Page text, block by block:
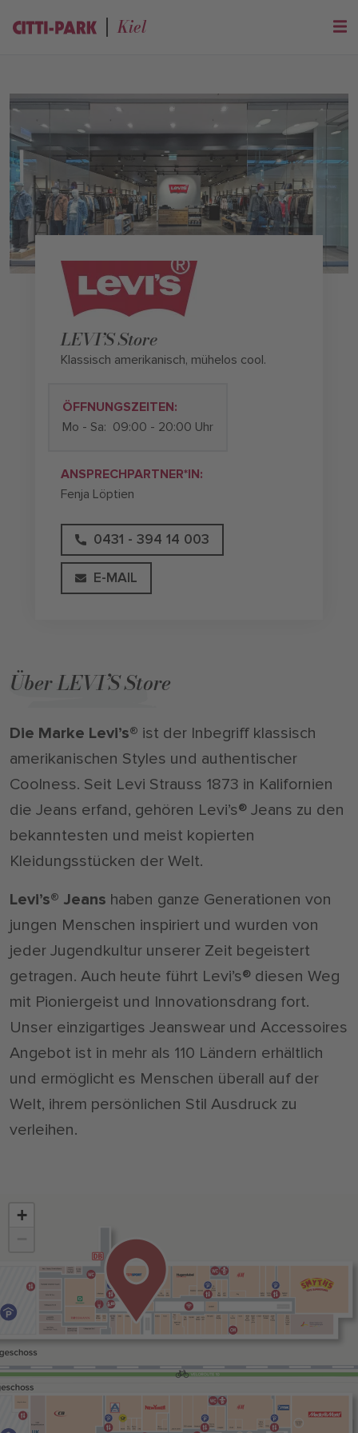
Kiel
LEVI’S Store
Klassisch amerikanisch, mühelos cool.
ÖFFNUNGSZEITEN:
Mo - Sa: 09:00 - 20:00 Uhr
ANSPRECHPARTNER*IN:
Fenja Löptien
0431 - 394 14 003
E-MAIL
Über LEVI’S Store
Die Marke Levi’s® ist der Inbegriff klassisch
amerikanischen Styles und authentischer
Coolness. Seit Levi Strauss 1873 in Kalifornien
die Jeans erfand, gehören Levi’s® Jeans zu den
bekanntesten und meist kopierten
Kleidungsstücken der Welt.
Levi’s® Jeans haben ganze Generationen von
jungen Menschen inspiriert und wurden von
jeder Jugendkultur unserer Zeit begeistert
getragen. Auch heute führt Levi’s® diesen Weg
mit Pioniergeist und Innovationsdrang fort.
Unser einzigartiges Jeanswear und Accessoires
Angebot ist in mehr als 110 Ländern erhältlich
und ermöglicht es Menschen überall auf der
Welt, ihrem persönlichen Stil Ausdruck zu
verleihen.
+